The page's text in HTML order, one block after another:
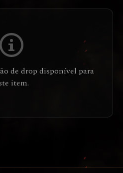
de drop disponível para
item.